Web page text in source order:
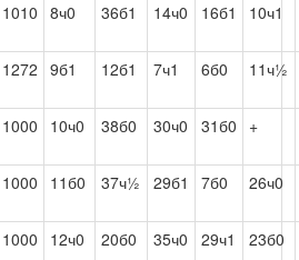
1010 8ч0 36б1 14ч0 16б1 10ч1
1272 9б1 12б1 7ч1 6б0 11ч½
1000 10ч0 38б0 30ч0 31б0 +
1000 11б0 37ч½ 29б1 7б0 26ч0
1000 12ч0 20б0 35ч0 29ч1 23б0